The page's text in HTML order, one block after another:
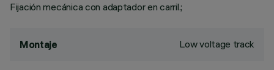
Fijación mecánica con adaptador en carril.;
Montaje Low voltage track